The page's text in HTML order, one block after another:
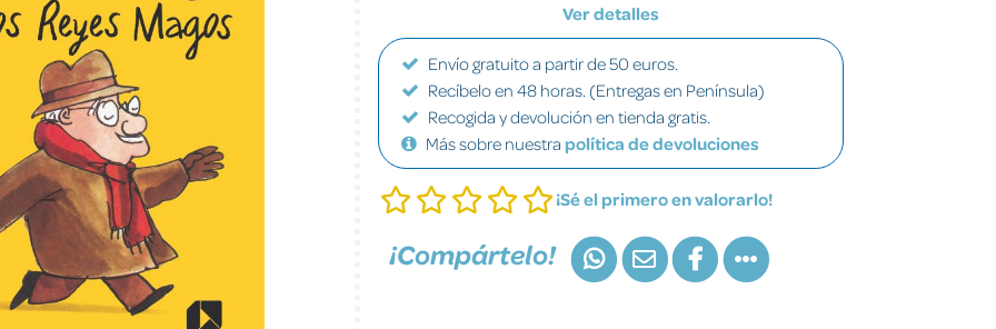
Ver detalles
Envío gratuito a partir de 50 euros.
Recíbelo en 48 horas. (Entregas en Península)
Recogida y devolución en tienda gratis.
Más sobre nuestra política de devoluciones
¡Sé el primero en valorarlo!
¡Compártelo!